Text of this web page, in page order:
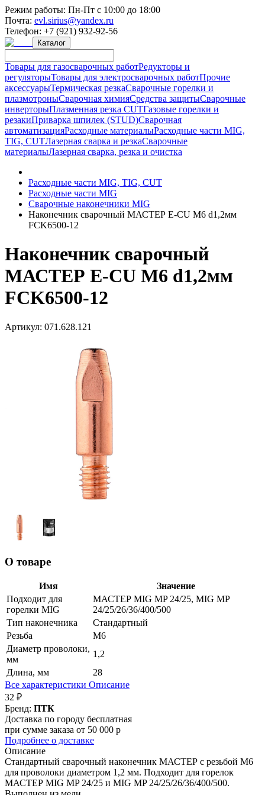
Режим работы: Пн-Пт с 10:00 до 18:00
Почта: evl.sirius@yandex.ru
Телефон: +7 (921) 932-92-56
Каталог
Товары для газосварочных работРедукторы и
регуляторыТовары для электросварочных работПрочие
аксессуарыТермическая резкаСварочные горелки и
плазмотроныСварочная химияСредства защитыСварочные
инверторыПлазменная резка CUTГазовые горелки и
резакиПриварка шпилек (STUD)Сварочная
автоматизацияРасходные материалыРасходные части MIG,
TIG, CUTЛазерная сварка и резкаСварочные
материалыЛазерная сварка, резка и очистка
Расходные части MIG, TIG, CUT
Расходные части MIG
Сварочные наконечники MIG
Наконечник сварочный МАСТЕР E-CU М6 d1,2мм
FCK6500-12
Наконечник сварочный
МАСТЕР E-CU М6 d1,2мм
FCK6500-12
Артикул: 071.628.121
О товаре
Имя
Значение
Подходит для
горелки MIG
МАСТЕР MIG MP 24/25, MIG MP
24/25/26/36/400/500
Тип наконечника
Стандартный
Резьба
М6
Диаметр проволоки,
мм
1,2
Длина, мм
28
Все характеристики Описание
32 ₽
Бренд: ПТК
Доставка по городу бесплатная
при сумме заказа от 50 000 р
Подробнее о доставке
Описание
Стандартный сварочный наконечник МАСТЕР с резьбой М6
для проволоки диаметром 1,2 мм. Подходит для горелок
МАСТЕР MIG MP 24/25 и MIG MP 24/25/26/36/400/500.